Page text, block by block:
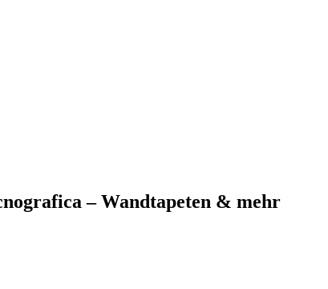
– Wandtapeten & mehr